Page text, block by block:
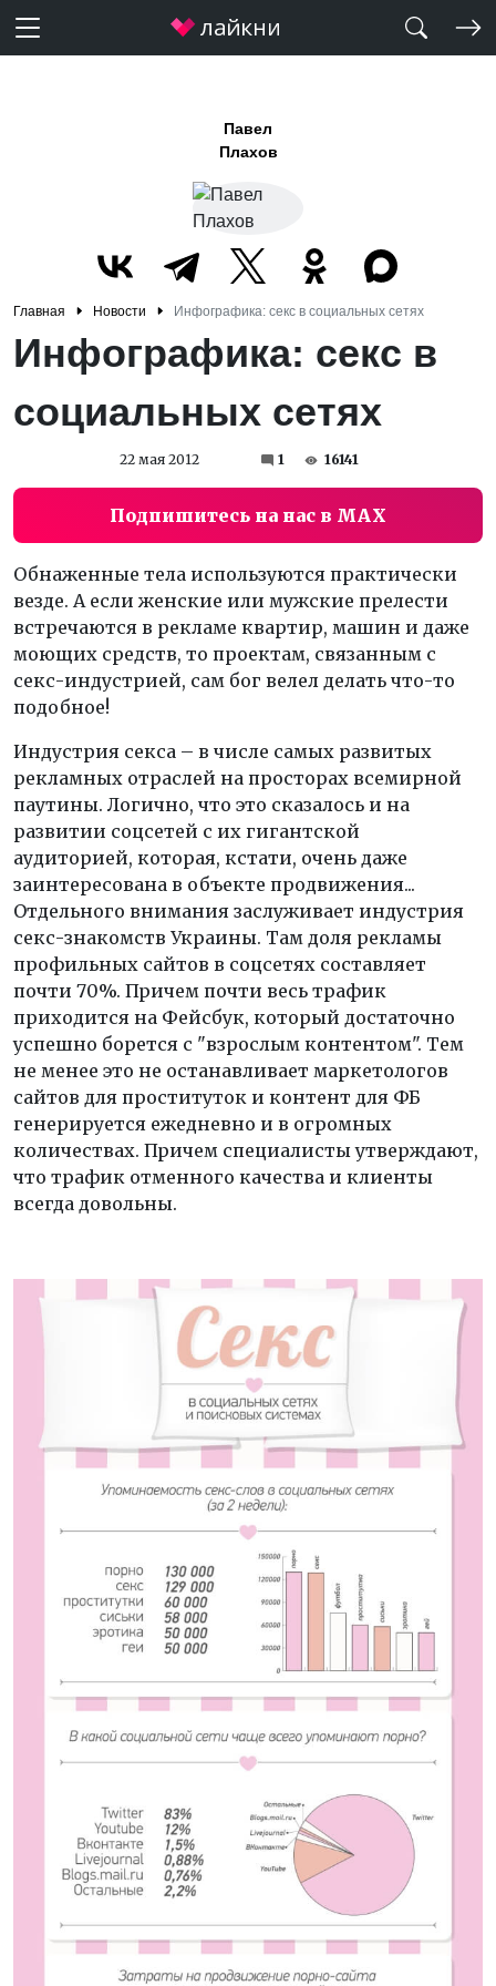
Павел
Плахов
Главная Новости Инфографика: секс в социальных сетях
Инфографика: секс в
социальных сетях
22 мая 2012 1 16141
Подпишитесь на нас в MAX
Обнаженные тела используются практически
везде. А если женские или мужские прелести
встречаются в рекламе квартир, машин и даже
моющих средств, то проектам, связанным с
секс-индустрией, сам бог велел делать что-то
подобное!
Индустрия секса – в числе самых развитых
рекламных отраслей на просторах всемирной
паутины. Логично, что это сказалось и на
развитии соцсетей с их гигантской
аудиторией, которая, кстати, очень даже
заинтересована в объекте продвижения...
Отдельного внимания заслуживает индустрия
секс-знакомств Украины. Там доля рекламы
профильных сайтов в соцсетях составляет
почти 70%. Причем почти весь трафик
приходится на Фейсбук, который достаточно
успешно борется с "взрослым контентом". Тем
не менее это не останавливает маркетологов
сайтов для проституток и контент для ФБ
генерируется ежедневно и в огромных
количествах. Причем специалисты утверждают,
что трафик отменного качества и клиенты
всегда довольны.